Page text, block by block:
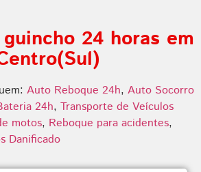
24 horas em
Auto Reboque 24h, Auto Socorro
24h, Transporte de Veículos
motos, Reboque para acidentes,
Danificado